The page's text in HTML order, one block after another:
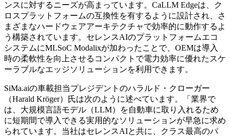
ンスに対するニーズが高まっています。CaLLM Edgeは、ク
ロスプラットフォームの互換性を有するように設計され、さ
まざまなハードウェアアーキテクチャで効率的に動作するよ
う構築されています。セレンスAIのプラットフォームエコ
システムにMLSoC Modalixが加わったことで、OEMは導入
時の柔軟性を向上させるコンパクトで電力効率に優れたスケ
ーラブルなエッジソリューションを利用できます。
SiMa.aiの車載担当プレジデントのハラルド・クローガー
（Harald Kröger）氏は次のように述べています。「業界で
は、大規模言語モデル（LLM）を自動車に取り入れるため
に短期間で導入できる実用的なソリューションが早急に求め
られています。当社はセレンスAIと共に、クラス最高のパ